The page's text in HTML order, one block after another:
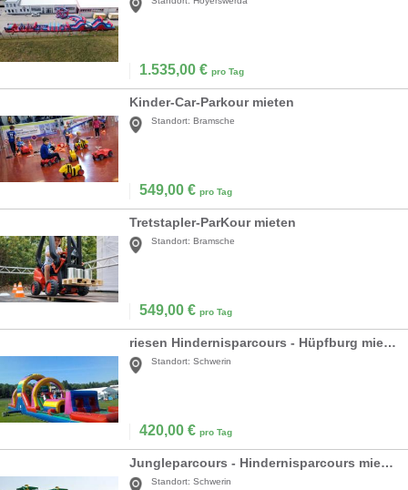
1.535,00 € pro Tag
Kinder-Car-Parkour mieten
Standort: Bramsche
549,00 € pro Tag
Tretstapler-ParKour mieten
Standort: Bramsche
549,00 € pro Tag
riesen Hindernisparcours - Hüpfburg mieten
Standort: Schwerin
420,00 € pro Tag
Jungleparcours - Hindernisparcours mieten
Standort: Schwerin